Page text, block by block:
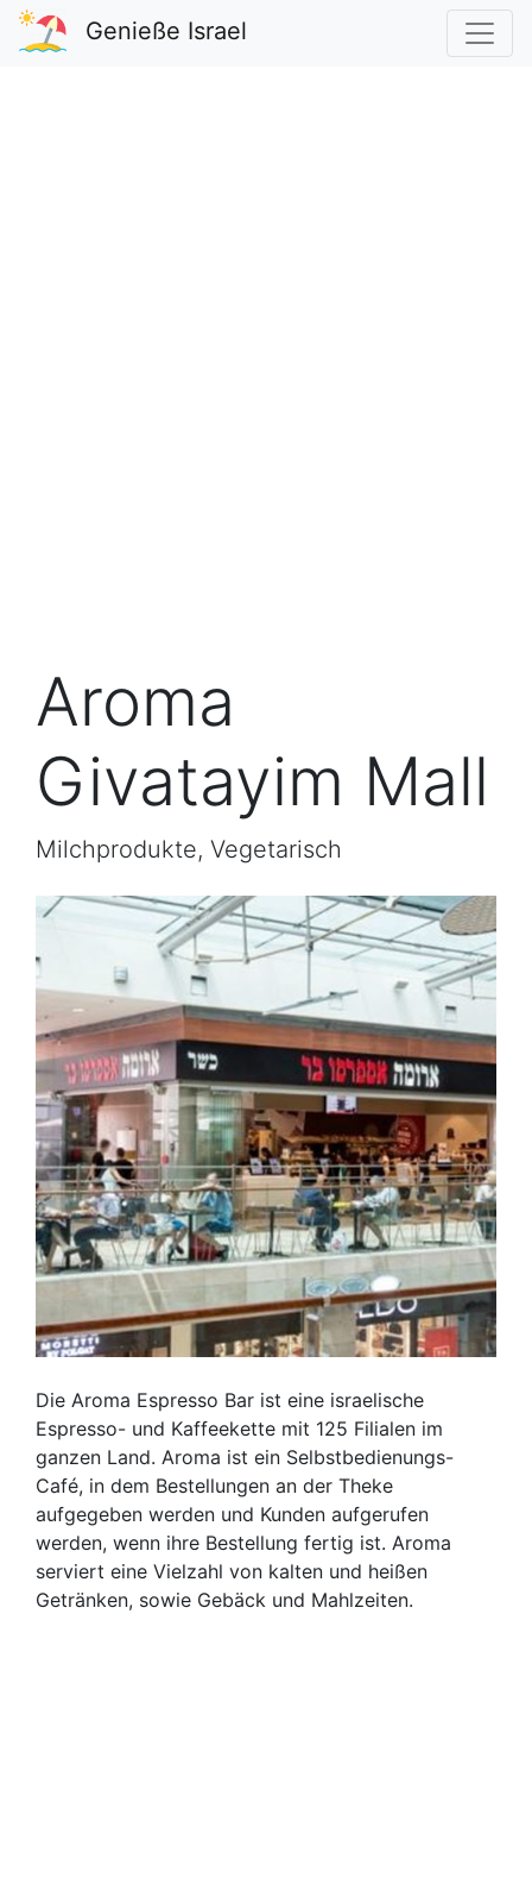
Genieße Israel
Aroma
Givatayim Mall
Milchprodukte, Vegetarisch
Die Aroma Espresso Bar ist eine israelische
Espresso- und Kaffeekette mit 125 Filialen im
ganzen Land. Aroma ist ein Selbstbedienungs-
Café, in dem Bestellungen an der Theke
aufgegeben werden und Kunden aufgerufen
werden, wenn ihre Bestellung fertig ist. Aroma
serviert eine Vielzahl von kalten und heißen
Getränken, sowie Gebäck und Mahlzeiten.